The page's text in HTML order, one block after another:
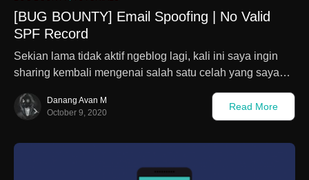
[BUG BOUNTY] Email Spoofing | No Valid
SPF Record
Sekian lama tidak aktif ngeblog lagi, kali ini saya ingin
sharing kembali mengenai salah satu celah yang saya…
Danang Avan M
October 9, 2020
Read More